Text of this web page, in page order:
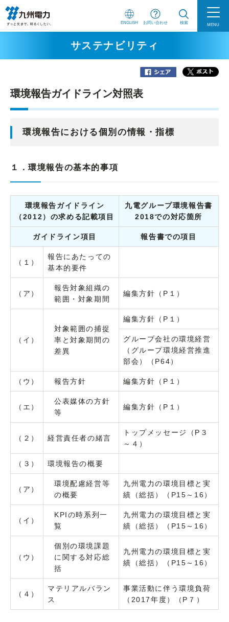
ENGLISH お問い合わせ 検索 MENU
サステナビリティ
環境報告ガイドライン対照表
環境報告における個別の情報・指標
１．環境報告の基本的事項
環境報告ガイドライン
（2012）の求める記載項目
九電グループ環境報告書
2018での対応箇所
ガイドライン項目 報告書での項目
（１）
報告にあたっての
基本的要件
（ア）
報告対象組織の
範囲・対象期間
編集方針（P１）
（イ）
対象範囲の捕捉
率と対象期間の
差異
編集方針（P１）
グループ会社の環境経営
（グループ環境経営推進
部会）（P64）
（ウ） 報告方針 編集方針（P１）
（エ）
公表媒体の方針
等
編集方針（P１）
（２） 経営責任者の緒言
トップメッセージ（P３
～４）
（３） 環境報告の概要
（ア）
環境配慮経営等
の概要
九州電力の環境目標と実
績（総括）（P15～16）
（イ）
KPIの時系列一
覧
九州電力の環境目標と実
績（総括）（P15～16）
（ウ）
個別の環境課題
に関する対応総
括
九州電力の環境目標と実
績（総括）（P15～16）
（４）
マテリアルバラン
ス
事業活動に伴う環境負荷
（2017年度）（P７）